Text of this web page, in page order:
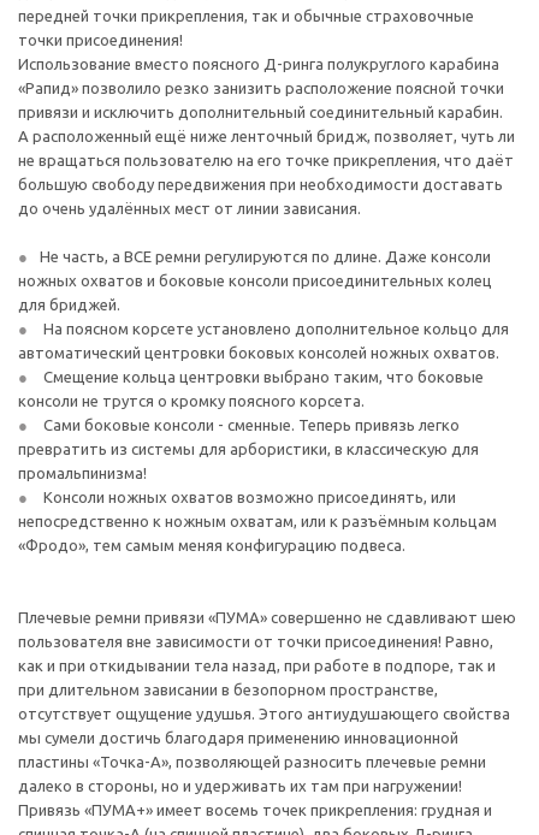
передней точки прикрепления, так и обычные страховочные
точки присоединения!
Использование вместо поясного Д-ринга полукруглого карабина
«Рапид» позволило резко занизить расположение поясной точки
привязи и исключить дополнительный соединительный карабин.
А расположенный ещё ниже ленточный бридж, позволяет, чуть ли
не вращаться пользователю на его точке прикрепления, что даёт
большую свободу передвижения при необходимости доставать
до очень удалённых мест от линии зависания.
Не часть, а ВСЕ ремни регулируются по длине. Даже консоли
ножных охватов и боковые консоли присоединительных колец
для бриджей.
На поясном корсете установлено дополнительное кольцо для
автоматический центровки боковых консолей ножных охватов.
Смещение кольца центровки выбрано таким, что боковые
консоли не трутся о кромку поясного корсета.
Сами боковые консоли - сменные. Теперь привязь легко
превратить из системы для арбористики, в классическую для
промальпинизма!
Консоли ножных охватов возможно присоединять, или
непосредственно к ножным охватам, или к разъёмным кольцам
«Фродо», тем самым меняя конфигурацию подвеса.
Плечевые ремни привязи «ПУМА» совершенно не сдавливают шею
пользователя вне зависимости от точки присоединения! Равно,
как и при откидывании тела назад, при работе в подпоре, так и
при длительном зависании в безопорном пространстве,
отсутствует ощущение удушья. Этого антиудушающего свойства
мы сумели достичь благодаря применению инновационной
пластины «Точка-А», позволяющей разносить плечевые ремни
далеко в стороны, но и удерживать их там при нагружении!
Привязь «ПУМА+» имеет восемь точек прикрепления: грудная и